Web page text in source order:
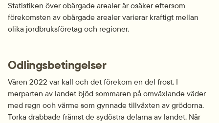
Statistiken över obärgade arealer är osäker eftersom
förekomsten av obärgade arealer varierar kraftigt mellan
olika jordbruksföretag och regioner.
Odlingsbetingelser
Våren 2022 var kall och det förekom en del frost. I
merparten av landet bjöd sommaren på omväxlande väder
med regn och värme som gynnade tillväxten av grödorna.
Torka drabbade främst de sydöstra delarna av landet. När